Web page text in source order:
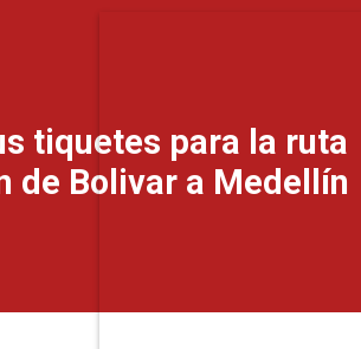
tiquetes para la ruta
de Bolivar a Medellín